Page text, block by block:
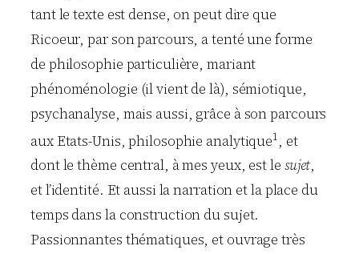
tant le texte est dense, on peut dire que
Ricoeur, par son parcours, a tenté une forme
de philosophie particulière, mariant
phénoménologie (il vient de là), sémiotique,
psychanalyse, mais aussi, grâce à son parcours
aux Etats-Unis, philosophie analytique1, et
dont le thème central, à mes yeux, est le sujet,
et l’identité. Et aussi la narration et la place du
temps dans la construction du sujet.
Passionnantes thématiques, et ouvrage très